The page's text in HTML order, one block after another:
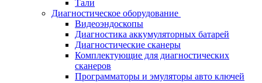
Тали
Диагностическое оборудование
Видеоэндоскопы
Диагностика аккумуляторных батарей
Диагностические сканеры
Комплектующие для диагностических
сканеров
Программаторы и эмуляторы авто ключей